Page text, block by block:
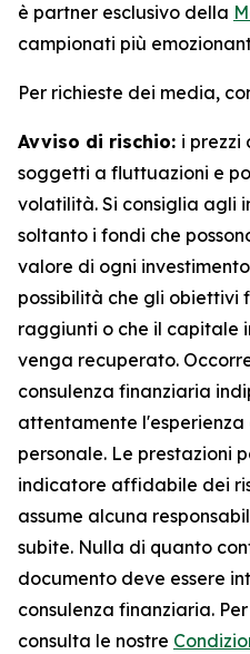
è partner esclusivo della
campionati più
Per richieste dei media,
Avviso di rischio: i prezzi
soggetti a fluttuazioni e
volatilità. Si consiglia agli
soltanto i fondi che
valore di ogni
possibilità che gli obiettivi
raggiunti o che il capitale
venga recuperato.
consulenza finanziaria
attentamente
personale. Le prestazioni
indicatore affidabile dei
assume alcuna
subite. Nulla di quanto
documento deve essere
consulenza finanziaria.
consulta le nostre